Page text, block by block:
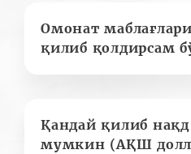
Омонат
қилиб қолдирсам
Қандай қилиб
мумкин (АҚШ